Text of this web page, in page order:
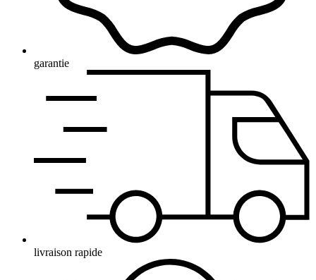
garantie
livraison rapide